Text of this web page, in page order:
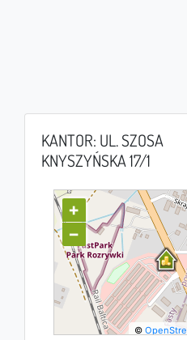
KANTOR: UL. SZOSA
KNYSZYŃSKA 17/1
+
−
©